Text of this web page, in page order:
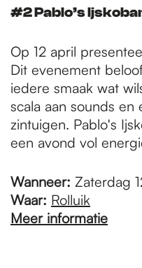
#2Pablo’s
Op 12 april
Dit evenement
iedere smaak wat
scala aan sounds en
zintuigen. Pablo's
een avond vol
Wanneer: Zaterdag
Waar: Rolluik
Meer informatie